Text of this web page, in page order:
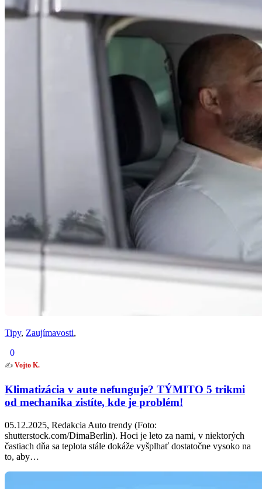
Tipy, Zaujímavosti,
0
✍️ Vojto K.
Klimatizácia v aute nefunguje? TÝMITO 5 trikmi
od mechanika zistíte, kde je problém!
05.12.2025, Redakcia Auto trendy (Foto:
shutterstock.com/DimaBerlin). Hoci je leto za nami, v niektorých
častiach dňa sa teplota stále dokáže vyšplhať dostatočne vysoko na
to, aby…